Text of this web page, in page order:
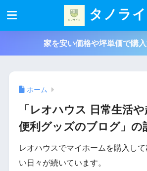
タノラ
家を安い価格や坪単価で購
ホーム
「レオハウス 日常生活
便利グッズのブログ」の
レオハウスでマイホームを購入し
い日々が続いています。